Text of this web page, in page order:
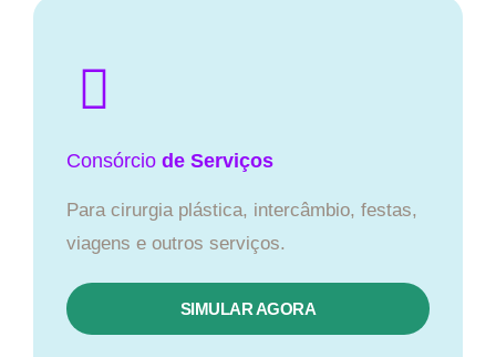
Consórcio de Serviços
Para cirurgia plástica, intercâmbio, festas,
viagens e outros serviços.
SIMULAR AGORA